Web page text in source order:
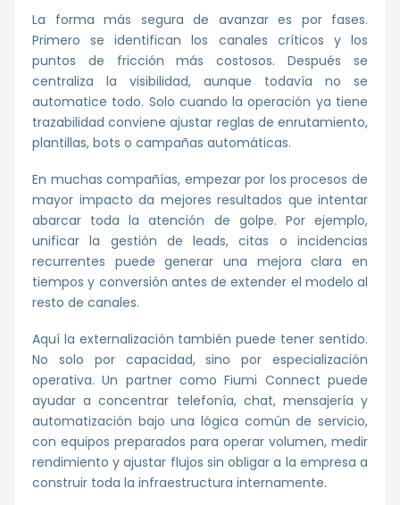
La forma más segura de avanzar es por fases.
Primero se identifican los canales críticos y los
puntos de fricción más costosos. Después se
centraliza la visibilidad, aunque todavía no se
automatice todo. Solo cuando la operación ya tiene
trazabilidad conviene ajustar reglas de enrutamiento,
plantillas, bots o campañas automáticas.
En muchas compañías, empezar por los procesos de
mayor impacto da mejores resultados que intentar
abarcar toda la atención de golpe. Por ejemplo,
unificar la gestión de leads, citas o incidencias
recurrentes puede generar una mejora clara en
tiempos y conversión antes de extender el modelo al
resto de canales.
Aquí la externalización también puede tener sentido.
No solo por capacidad, sino por especialización
operativa. Un partner como Fiumi Connect puede
ayudar a concentrar telefonía, chat, mensajería y
automatización bajo una lógica común de servicio,
con equipos preparados para operar volumen, medir
rendimiento y ajustar flujos sin obligar a la empresa a
construir toda la infraestructura internamente.